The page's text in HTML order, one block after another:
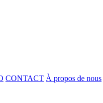
CONTACT À propos de nous